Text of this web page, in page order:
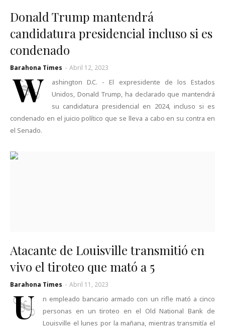
Donald Trump mantendrá
candidatura presidencial incluso si es
condenado
Barahona Times - Abril 12, 2023
W
ashington D.C. - El expresidente de los Estados
Unidos, Donald Trump, ha declarado que mantendrá
su candidatura presidencial en 2024, incluso si es
condenado en el juicio político que se lleva a cabo en su contra en
el Senado.
Atacante de Louisville transmitió en
vivo el tiroteo que mató a 5
Barahona Times - Abril 11, 2023
U
n empleado bancario armado con un rifle mató a cinco
personas en un tiroteo en el Old National Bank de
Louisville el lunes por la mañana, mientras transmitía el